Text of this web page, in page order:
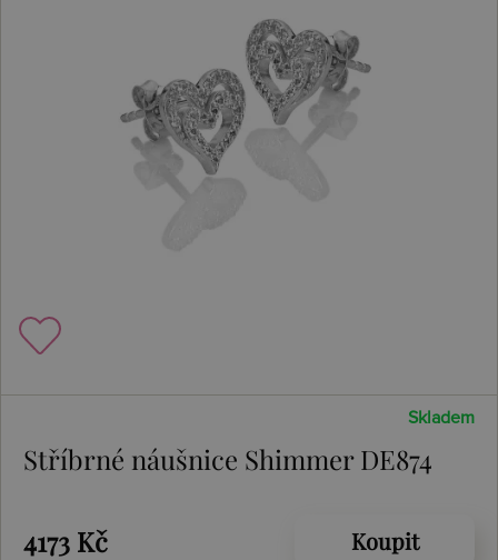
Skladem
Stříbrné náušnice Shimmer DE874
4173 Kč Koupit